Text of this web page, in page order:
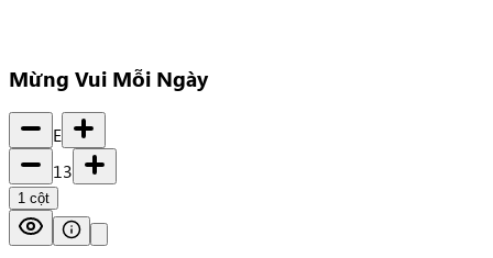
Mừng Vui Mỗi Ngày
E
13
1 cột